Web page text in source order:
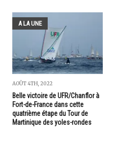
A LA UNE
AOÛT 4TH, 2022
Belle victoire de UFR/Chanflor à
Fort-de-France dans cette
quatrième étape du Tour de
Martinique des yoles-rondes